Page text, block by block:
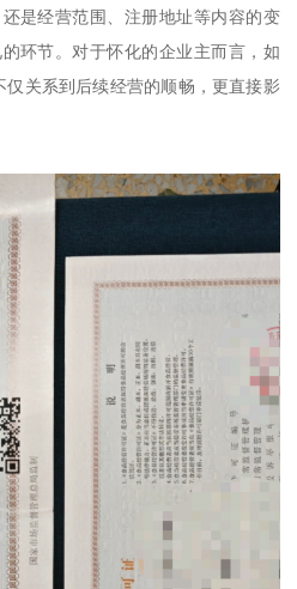
是经营范围、注册地址等内容的变
环节。对于怀化的企业主而言，如
关系到后续经营的顺畅，更直接影